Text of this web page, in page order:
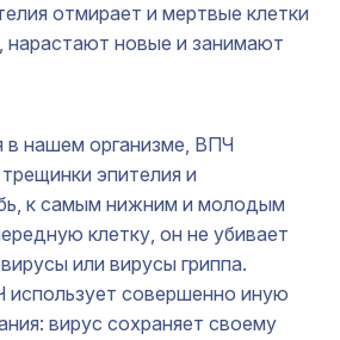
отмирает и мертвые клетки
новые и занимают
в нашем организме, ВПЧ
эпителия и
к самым нижним и молодым
клетку, он не убивает
или вирусы гриппа.
использует совершенно иную
вирус сохраняет своему